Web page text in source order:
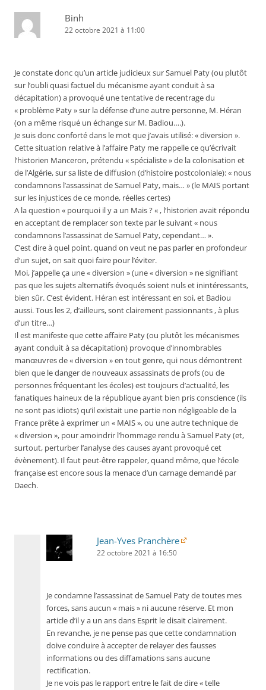
Binh
22 octobre 2021 à 11:00
Je constate donc qu’un article judicieux sur Samuel Paty (ou plutôt
sur l’oubli quasi factuel du mécanisme ayant conduit à sa
décapitation) a provoqué une tentative de recentrage du
« problème Paty » sur la défense d’une autre personne, M. Héran
(on a même risqué un échange sur M. Badiou….).
Je suis donc conforté dans le mot que j’avais utilisé: « diversion ».
Cette situation relative à l’affaire Paty me rappelle ce qu’écrivait
l’historien Manceron, prétendu « spécialiste » de la colonisation et
de l’Algérie, sur sa liste de diffusion (d’histoire postcoloniale): « nous
condamnons l’assassinat de Samuel Paty, mais… » (le MAIS portant
sur les injustices de ce monde, réelles certes)
A la question « pourquoi il y a un Mais ? « , l’historien avait répondu
en acceptant de remplacer son texte par le suivant « nous
condamnons l’assassinat de Samuel Paty, cependant… ».
C’est dire à quel point, quand on veut ne pas parler en profondeur
d’un sujet, on sait quoi faire pour l’éviter.
Moi, j’appelle ça une « diversion » (une « diversion » ne signifiant
pas que les sujets alternatifs évoqués soient nuls et inintéressants,
bien sûr. C’est évident. Héran est intéressant en soi, et Badiou
aussi. Tous les 2, d’ailleurs, sont clairement passionnants , à plus
d’un titre…)
Il est manifeste que cette affaire Paty (ou plutôt les mécanismes
ayant conduit à sa décapitation) provoque d’innombrables
manœuvres de « diversion » en tout genre, qui nous démontrent
bien que le danger de nouveaux assassinats de profs (ou de
personnes fréquentant les écoles) est toujours d’actualité, les
fanatiques haineux de la république ayant bien pris conscience (ils
ne sont pas idiots) qu’il existait une partie non négligeable de la
France prête à exprimer un « MAIS », ou une autre technique de
« diversion », pour amoindrir l’hommage rendu à Samuel Paty (et,
surtout, perturber l’analyse des causes ayant provoqué cet
évènement). Il faut peut-être rappeler, quand même, que l’école
française est encore sous la menace d’un carnage demandé par
Daech.
Jean-Yves Pranchère
22 octobre 2021 à 16:50
Je condamne l’assassinat de Samuel Paty de toutes mes
forces, sans aucun « mais » ni aucune réserve. Et mon
article d’il y a un ans dans Esprit le disait clairement.
En revanche, je ne pense pas que cette condamnation
doive conduire à accepter de relayer des fausses
informations ou des diffamations sans aucune
rectification.
Je ne vois pas le rapport entre le fait de dire « telle